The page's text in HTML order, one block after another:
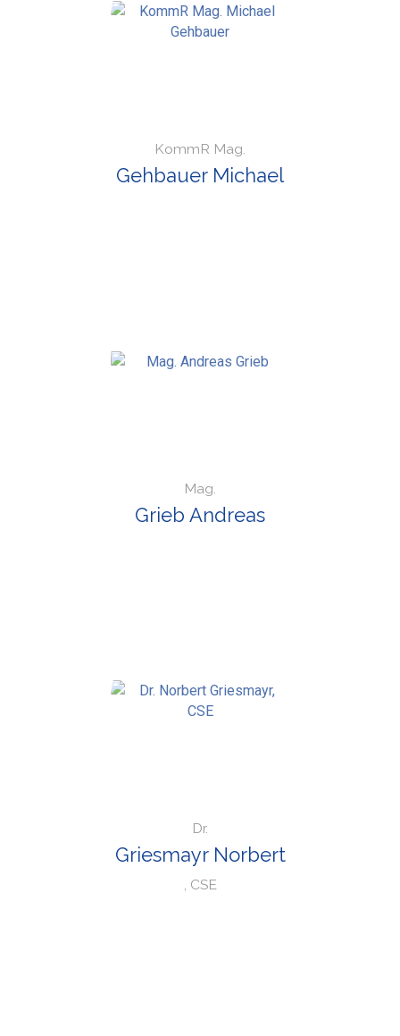
KommR Mag.
Gehbauer Michael
Mag.
Grieb Andreas
Dr.
Griesmayr Norbert
, CSE